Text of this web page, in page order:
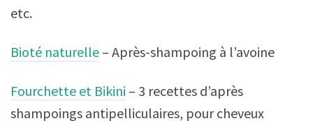
etc.
Bioté naturelle – Après-shampoing à l’avoine
Fourchette et Bikini – 3 recettes d’après
shampoings antipelliculaires, pour cheveux